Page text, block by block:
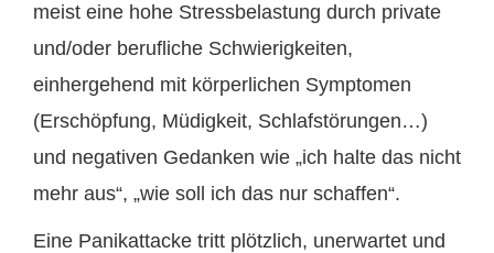
meist eine hohe Stressbelastung durch private
und/oder berufliche Schwierigkeiten,
einhergehend mit körperlichen Symptomen
(Erschöpfung, Müdigkeit, Schlafstörungen…)
und negativen Gedanken wie „ich halte das nicht
mehr aus“, „wie soll ich das nur schaffen“.
Eine Panikattacke tritt plötzlich, unerwartet und